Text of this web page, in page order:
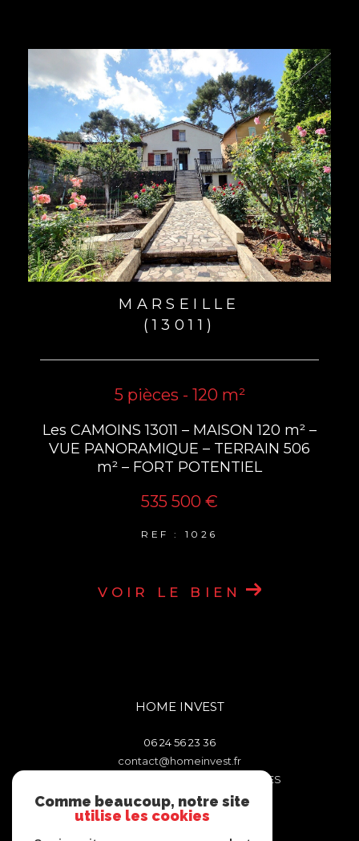
MARSEILLE
(13011)
5 pièces - 120 m²
Les CAMOINS 13011 – MAISON 120 m² –
VUE PANORAMIQUE – TERRAIN 506
m² – FORT POTENTIEL
535 500 €
REF : 1026
VOIR LE BIEN
HOME INVEST
06 24 56 23 36
contact@homeinvest.fr
106 TRAVERSE DES FENETRES ROUGES
13011
MARSEILLE
Comme beaucoup, notre site
utilise les cookies